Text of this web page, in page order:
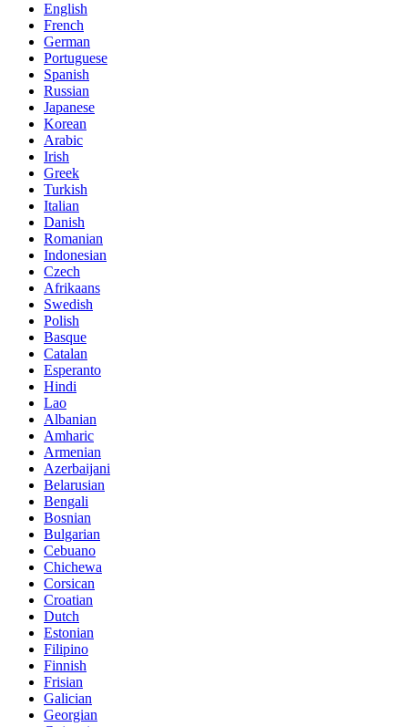
English
French
German
Portuguese
Spanish
Russian
Japanese
Korean
Arabic
Irish
Greek
Turkish
Italian
Danish
Romanian
Indonesian
Czech
Afrikaans
Swedish
Polish
Basque
Catalan
Esperanto
Hindi
Lao
Albanian
Amharic
Armenian
Azerbaijani
Belarusian
Bengali
Bosnian
Bulgarian
Cebuano
Chichewa
Corsican
Croatian
Dutch
Estonian
Filipino
Finnish
Frisian
Galician
Georgian